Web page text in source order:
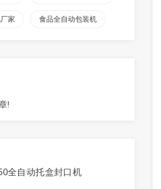
家 食品全自动包装机
!
全自动托盒封口机